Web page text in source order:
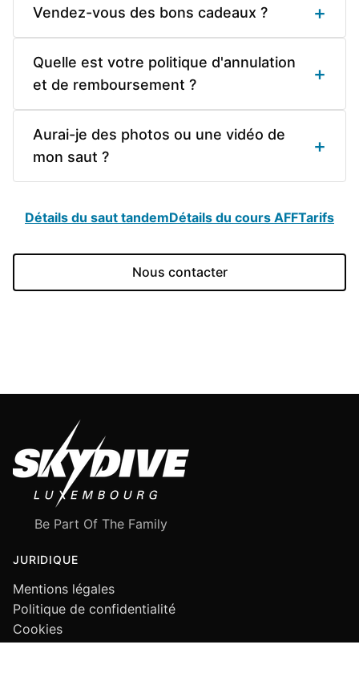
Vendez-vous des bons cadeaux ? +
Quelle est votre politique d'annulation
et de remboursement ?
+
Aurai-je des photos ou une vidéo de
mon saut ?
+
Détails du saut tandemDétails du cours AFFTarifs
Nous contacter
Be Part Of The Family
JURIDIQUE
Mentions légales
Politique de confidentialité
Cookies